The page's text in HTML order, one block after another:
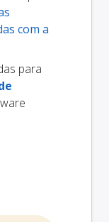
com a
para